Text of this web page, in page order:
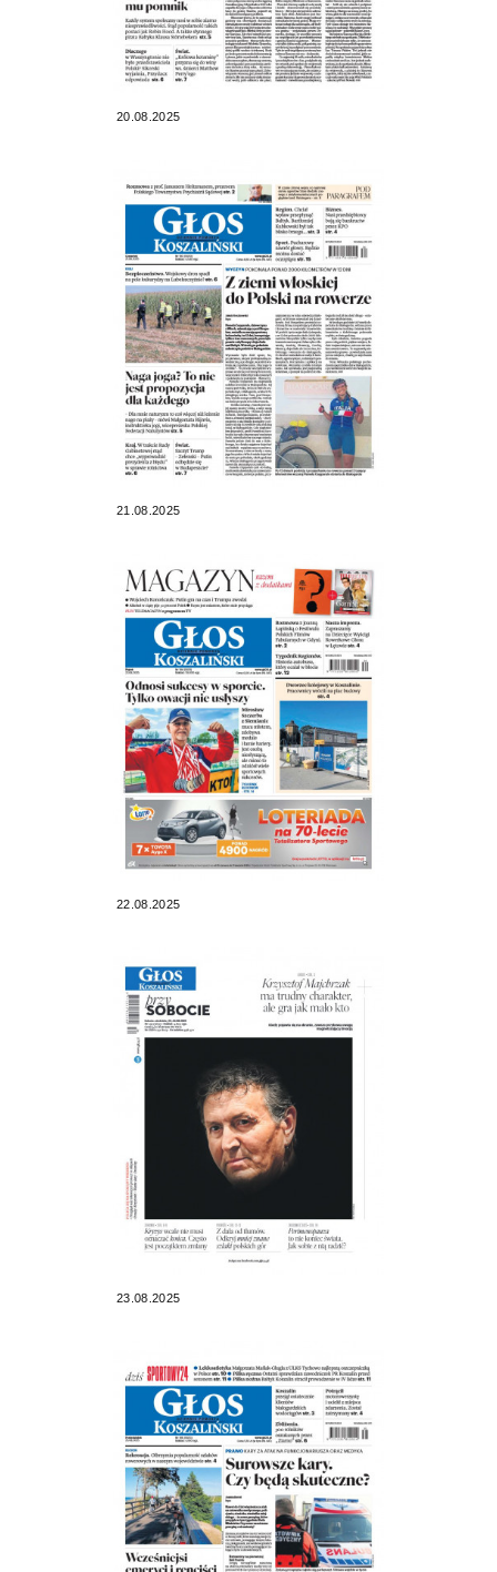
20.08.2025
21.08.2025
22.08.2025
23.08.2025